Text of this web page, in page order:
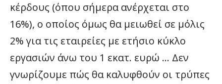
κέρδους (όπου σήμερα ανέρχεται στο
16%), ο οποίος όμως θα μειωθεί σε μόλις
2% για τις εταιρείες με ετήσιο κύκλο
εργασιών άνω του 1 εκατ. ευρώ … Δεν
γνωρίζουμε πώς θα καλυφθούν οι τρύπες